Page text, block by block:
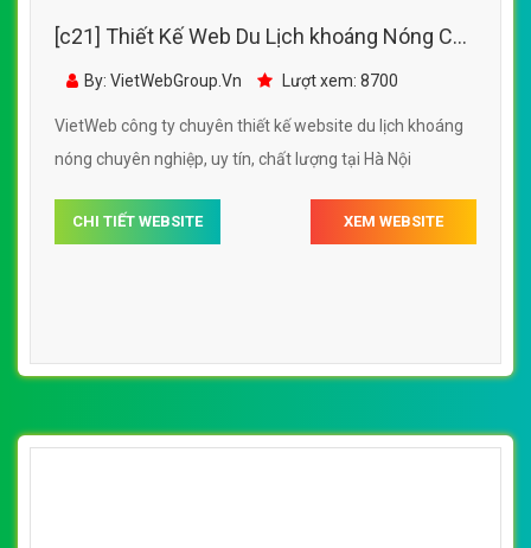
[c21] Thiết Kế Web Du Lịch khoáng Nóng C21
đẹp, chuyên nghiệp chuẩn SEO
By: VietWebGroup.Vn Lượt xem: 8700
VietWeb công ty chuyên thiết kế website du lịch khoáng
nóng chuyên nghiệp, uy tín, chất lượng tại Hà Nội
CHI TIẾT WEBSITE XEM WEBSITE